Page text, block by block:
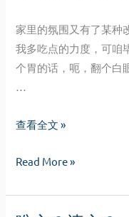
家里的氛围又有了某种
我多吃点的力度，可咱
个胃的话，呃，翻个白
…
鬼
道
个
查看全文 »
鬼
道
Read More »